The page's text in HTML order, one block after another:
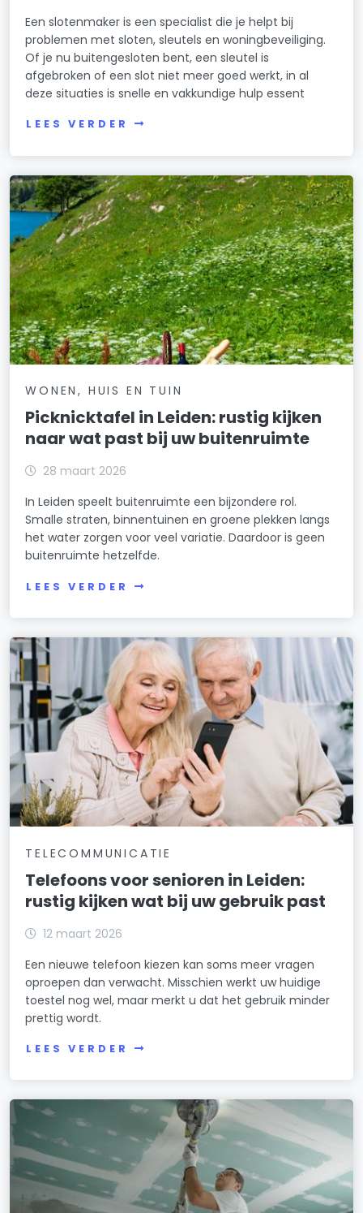
Een slotenmaker is een specialist die je helpt bij
problemen met sloten, sleutels en woningbeveiliging.
Of je nu buitengesloten bent, een sleutel is
afgebroken of een slot niet meer goed werkt, in al
deze situaties is snelle en vakkundige hulp essent
LEES VERDER
WONEN, HUIS EN TUIN
Picknicktafel in Leiden: rustig kijken
naar wat past bij uw buitenruimte
28 maart 2026
In Leiden speelt buitenruimte een bijzondere rol.
Smalle straten, binnentuinen en groene plekken langs
het water zorgen voor veel variatie. Daardoor is geen
buitenruimte hetzelfde.
LEES VERDER
TELECOMMUNICATIE
Telefoons voor senioren in Leiden:
rustig kijken wat bij uw gebruik past
12 maart 2026
Een nieuwe telefoon kiezen kan soms meer vragen
oproepen dan verwacht. Misschien werkt uw huidige
toestel nog wel, maar merkt u dat het gebruik minder
prettig wordt.
LEES VERDER